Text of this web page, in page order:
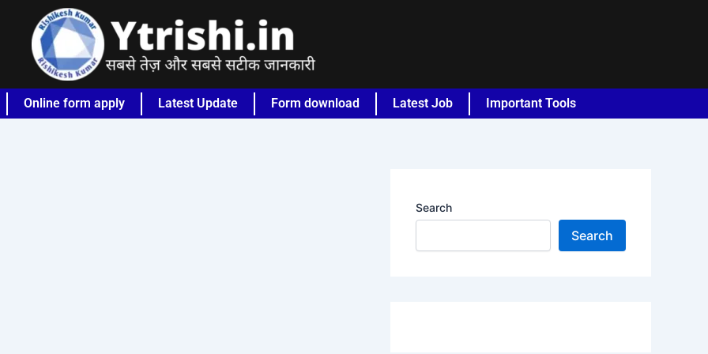
Online form apply Latest Update Form download Latest Job Important Tools
Search
Search